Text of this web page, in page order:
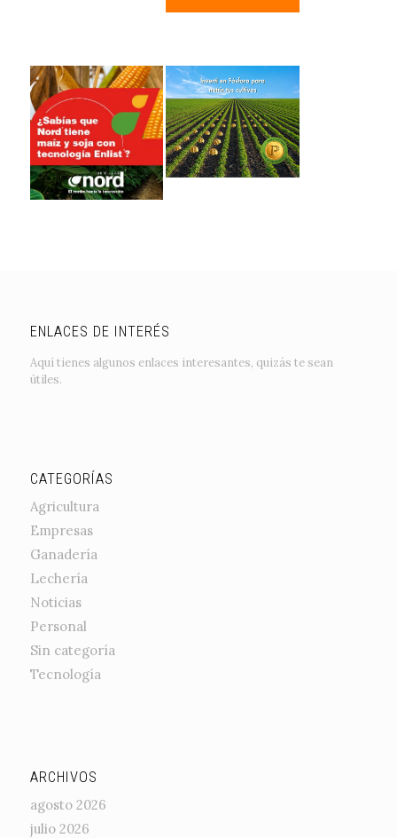
ENLACES DE INTERÉS
Aquí tienes algunos enlaces interesantes, quizás te sean
útiles.
CATEGORÍAS
Agricultura
Empresas
Ganadería
Lechería
Noticias
Personal
Sin categoría
Tecnología
ARCHIVOS
agosto 2026
julio 2026